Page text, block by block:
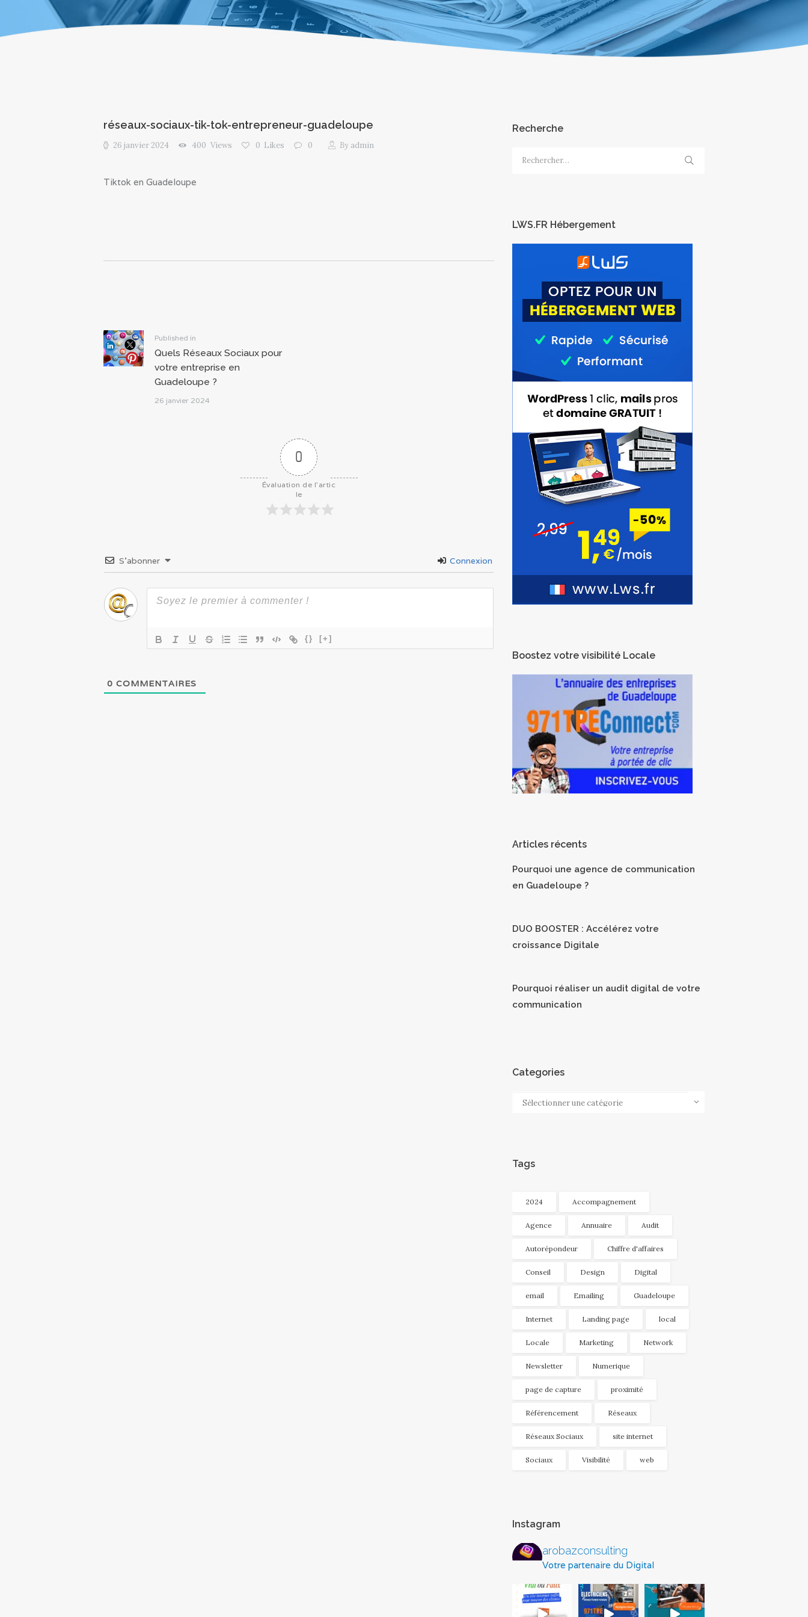
réseaux-sociaux-tik-tok-entrepreneur-guadeloupe
26 janvier 2024 400 Views 0 Likes 0 By admin
Tiktok en Guadeloupe
l’article
Published in
post:
Quels Réseaux Sociaux pour
votre entreprise en
Guadeloupe ?
26 janvier 2024
0
Évaluation de l'artic
le
S’abonner Connexion
{} [+]
0 COMMENTAIRES
Recherche
Rechercher :
LWS.FR Hébergement
Boostez votre visibilité Locale
Articles récents
Pourquoi une agence de communication
en Guadeloupe ?
DUO BOOSTER : Accélérez votre
croissance Digitale
Pourquoi réaliser un audit digital de votre
communication
Categories
Categories
Tags
2024 Accompagnement
Agence Annuaire Audit
Autorépondeur Chiffre d'affaires
Conseil Design Digital
email Emailing Guadeloupe
Internet Landing page local
Locale Marketing Network
Newsletter Numerique
page de capture proximité
Référencement Réseaux
Réseaux Sociaux site internet
Sociaux Visibilité web
Instagram
arobazconsulting
Votre partenaire du Digital